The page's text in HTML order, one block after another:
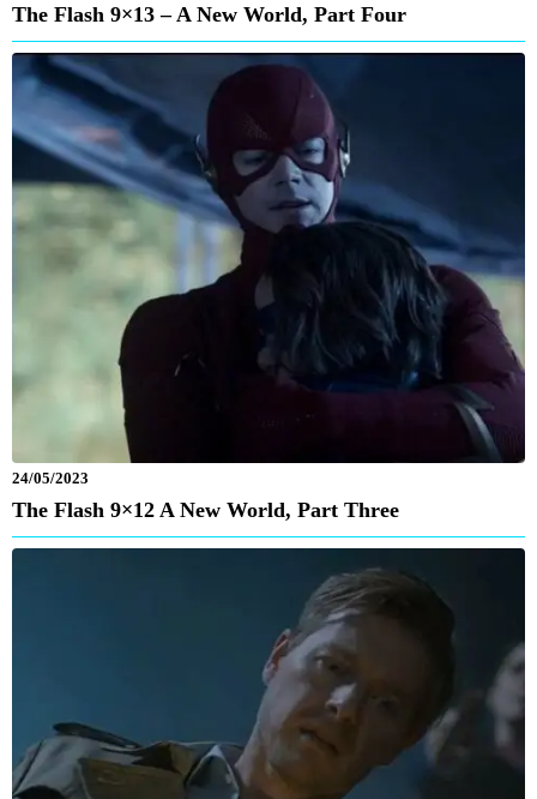
The Flash 9×13 – A New World, Part Four
24/05/2023
The Flash 9×12 A New World, Part Three